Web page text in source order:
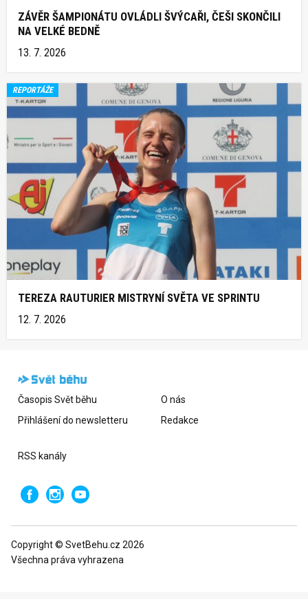
ZÁVĚR ŠAMPIONÁTU OVLÁDLI ŠVÝCAŘI, ČEŠI SKONČILI
NA VELKÉ BEDNĚ
13. 7. 2026
REPORTÁŽE
TEREZA RAUTURIER MISTRYNÍ SVĚTA VE SPRINTU
12. 7. 2026
Časopis Svět běhu
Přihlášení do newsletteru
O nás
Redakce
RSS kanály
Copyright © SvetBehu.cz 2026
Všechna práva vyhrazena